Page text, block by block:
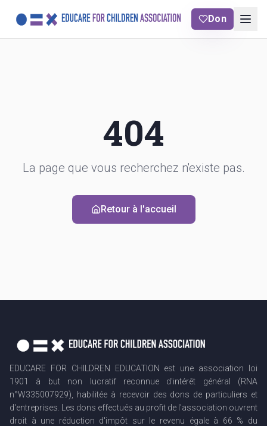
Don
404
La page que vous recherchez n'existe pas.
Retour à l'accueil
EDUCARE FOR CHILDREN EDUCATION est une association loi
1901 à but non lucratif reconnue d'intérêt général (RNA
n°W335007929), habilitée à recevoir des dons de particuliers et
d'entreprises. Les dons effectués au profit de l'association ouvrent
droit à une réduction d'impôt sur le revenu égale à 66 % du